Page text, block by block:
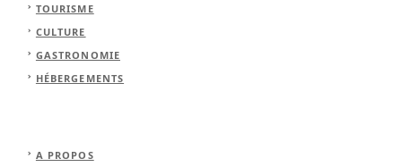
TOURISME
CULTURE
GASTRONOMIE
HÉBERGEMENTS
A PROPOS